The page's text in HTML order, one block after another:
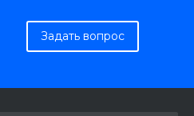
Задать вопрос